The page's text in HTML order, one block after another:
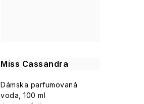
Miss Cassandra
Dámska parfumovaná
voda, 100 ml